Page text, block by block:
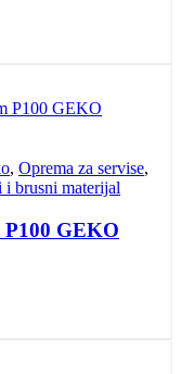
, Oprema za servise,
i brusni materijal
P100 GEKO